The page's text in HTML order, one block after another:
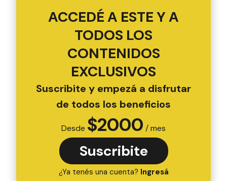
ACCEDÉ A ESTE Y A
TODOS LOS
CONTENIDOS
EXCLUSIVOS
Suscribite y empezá a disfrutar
de todos los beneficios
Desde $2000 / mes
Suscribite
¿Ya tenés una cuenta? Ingresá